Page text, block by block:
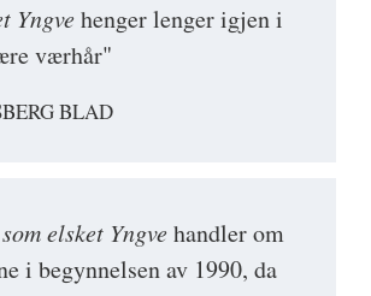
Yngvehenger lenger igjen i
værhår"
BLAD
elsket Yngvehandler om
i begynnelsen av 1990, da